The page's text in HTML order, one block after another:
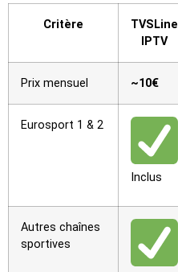
Critère
TVSLine
IPTV
Prix mensuel ~10€
Eurosport 1 & 2
Inclus
Autres chaînes
sportives